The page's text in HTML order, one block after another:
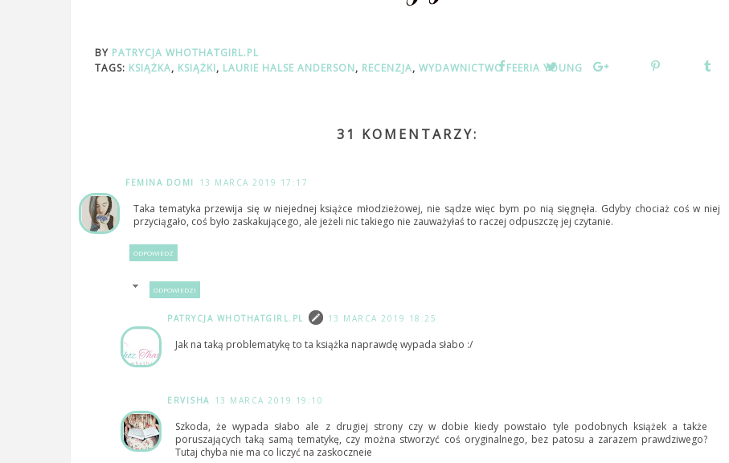
BY PATRYCJA WHOTHATGIRL.PL
TAGS: KSIĄŻKA, KSIĄŻKI, LAURIE HALSE ANDERSON, RECENZJA, WYDAWNICTWO FEERIA YOUNG
31 KOMENTARZY:
FEMINA DOMI 13 MARCA 2019 17:17
Taka tematyka przewija się w niejednej książce młodzieżowej, nie sądze więc bym po nią sięgnęła. Gdyby chociaż coś w niej
przyciągało, coś było zaskakującego, ale jeżeli nic takiego nie zauważyłaś to raczej odpuszczę jej czytanie.
ODPOWIEDZ
ODPOWIEDZI
PATRYCJA WHOTHATGIRL.PL 13 MARCA 2019 18:25
Jak na taką problematykę to ta książka naprawdę wypada słabo :/
ERVISHA 13 MARCA 2019 19:10
Szkoda, że wypada słabo ale z drugiej strony czy w dobie kiedy powstało tyle podobnych książek a także
poruszających taką samą tematykę, czy można stworzyć coś oryginalnego, bez patosu a zarazem prawdziwego?
Tutaj chyba nie ma co liczyć na zaskoczneie